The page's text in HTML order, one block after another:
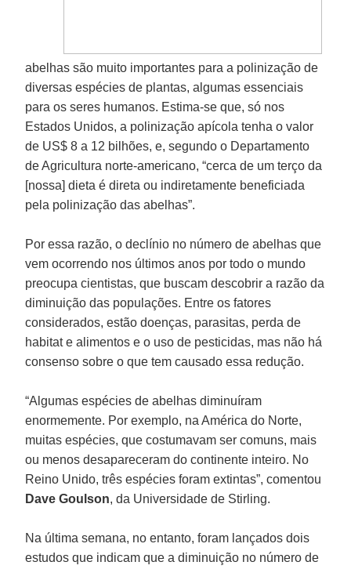
abelhas são muito importantes para a polinização de
diversas espécies de plantas, algumas essenciais
para os seres humanos. Estima-se que, só nos
Estados Unidos, a polinização apícola tenha o valor
de US$ 8 a 12 bilhões, e, segundo o Departamento
de Agricultura norte-americano, “cerca de um terço da
[nossa] dieta é direta ou indiretamente beneficiada
pela polinização das abelhas”.
Por essa razão, o declínio no número de abelhas que
vem ocorrendo nos últimos anos por todo o mundo
preocupa cientistas, que buscam descobrir a razão da
diminuição das populações. Entre os fatores
considerados, estão doenças, parasitas, perda de
habitat e alimentos e o uso de pesticidas, mas não há
consenso sobre o que tem causado essa redução.
“Algumas espécies de abelhas diminuíram
enormemente. Por exemplo, na América do Norte,
muitas espécies, que costumavam ser comuns, mais
ou menos desapareceram do continente inteiro. No
Reino Unido, três espécies foram extintas”, comentou
Dave Goulson, da Universidade de Stirling.
Na última semana, no entanto, foram lançados dois
estudos que indicam que a diminuição no número de